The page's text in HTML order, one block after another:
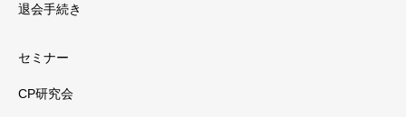
退会手続き
セミナー
CP研究会